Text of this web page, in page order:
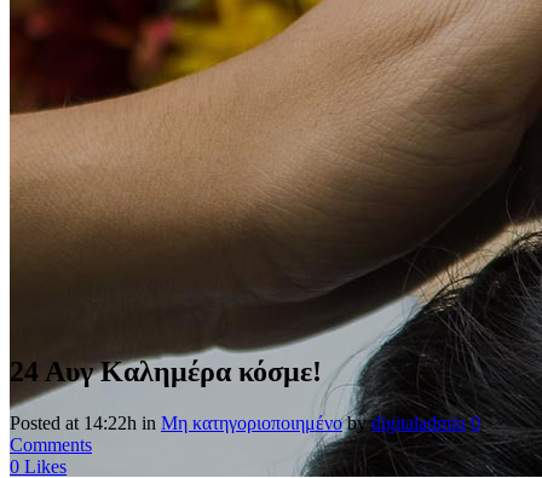
24 ΑυγΚαλημέρα κόσμε!
Posted at 14:22h in Μη κατηγοριοποιημένο bydigitaladmin 0
Comments
0 Likes